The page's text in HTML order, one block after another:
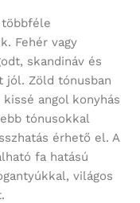
többféle
Fehér vagy
skandináv és
jól. Zöld tónusban
angol konyhás
tónusokkal
érhető el. A
fa hatású
világos